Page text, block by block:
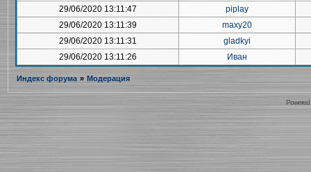
29/06/2020 13:11:47
piplay
29/06/2020 13:11:39
maxy20
29/06/2020 13:11:31
gladkyi
29/06/2020 13:11:26
Иван
Индекс форума » Модерация